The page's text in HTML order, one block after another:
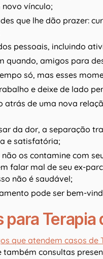
vínculo;
que lhe dão prazer:
pessoais, incluindo
quando, amigos para
só, mas esses
e deixe de lado
atrás de uma nova
da dor, a separação
e satisfatória;
os contamine com
falar mal de seu ex-
não é saudável;
pode ser bem-
para Terapia
que atendem casos de
consultas